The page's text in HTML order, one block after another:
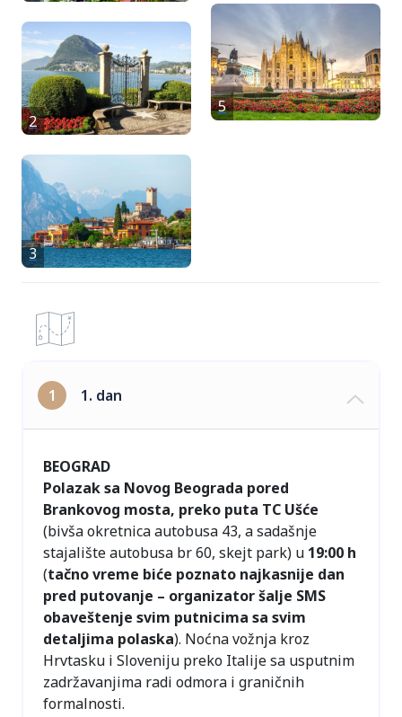
2
3
5
1 1. dan
BEOGRAD
Polazak sa Novog Beograda pored
Brankovog mosta, preko puta TC Ušće
(bivša okretnica autobusa 43, a sadašnje
stajalište autobusa br 60, skejt park) u 19:00 h
(tačno vreme biće poznato najkasnije dan
pred putovanje – organizator šalje SMS
obaveštenje svim putnicima sa svim
detaljima polaska). Noćna vožnja kroz
Hrvtasku i Sloveniju preko Italije sa usputnim
zadržavanjima radi odmora i graničnih
formalnosti.